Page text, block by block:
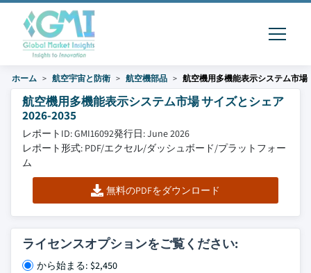
ホーム 航空宇宙と防衛 航空機部品 航空機用多機能表示システム市場
航空機用多機能表示システム市場 サイズとシェア
2026-2035
レポートID: GMI16092発行日: June 2026
レポート形式: PDF/エクセル/ダッシュボード/プラットフォー
ム
無料のPDFをダウンロード
ライセンスオプションをご覧ください:
から始まる: $2,450